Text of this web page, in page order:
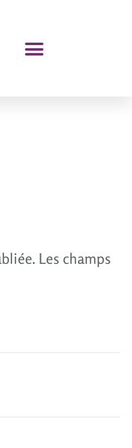
Les champs